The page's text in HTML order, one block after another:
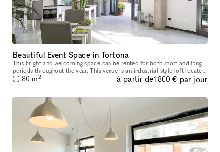
Beautiful Event Space in Tortona
This bright and welcoming space can be rented for both short and long
periods throughout the year. This venue is an industrial style loft located
in a beautiful and calm courtyard in Tortona and is s
80 m2 à partir de1 800 € par jour